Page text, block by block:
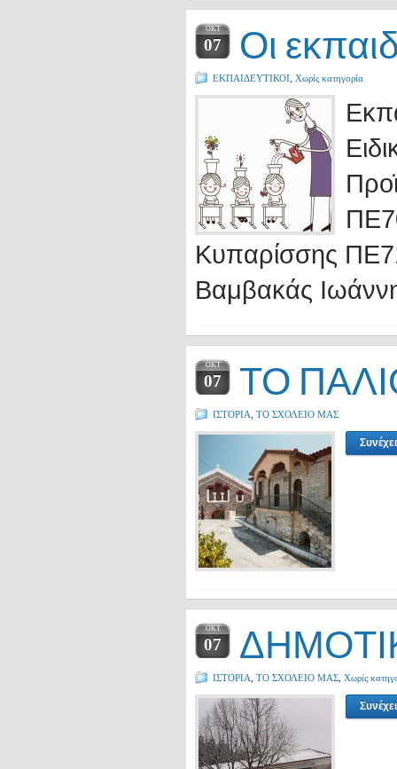
ΟΚΤ
07 Οι
ΕΚΠΑΙΔΕΥΤΙΚΟΙ Χωρίς κατηγορία
Κυπαρίσσης
Βαμβακάς
ΟΚΤ
07 ΤΟ
ΙΣΤΟΡΙΑ ΤΟ ΣΧΟΛΕΙΟ ΜΑΣ
ΟΚΤ
07
ΙΣΤΟΡΙΑ ΤΟ ΣΧΟΛΕΙΟ ΜΑΣ Χωρίς